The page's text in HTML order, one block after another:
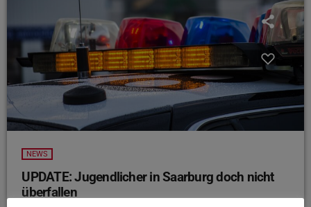
NEWS
UPDATE: Jugendlicher in Saarburg doch nicht
überfallen